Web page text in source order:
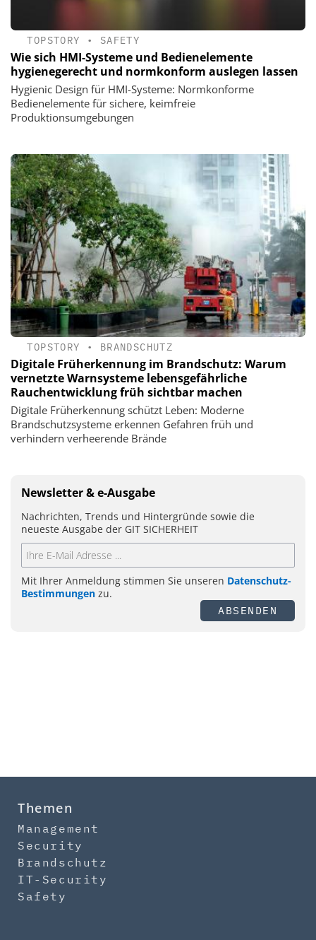
TOPSTORY • SAFETY
Wie sich HMI-Systeme und Bedienelemente
hygienegerecht und normkonform auslegen lassen
Hygienic Design für HMI-Systeme: Normkonforme
Bedienelemente für sichere, keimfreie
Produktionsumgebungen
TOPSTORY • BRANDSCHUTZ
Digitale Früherkennung im Brandschutz: Warum
vernetzte Warnsysteme lebensgefährliche
Rauchentwicklung früh sichtbar machen
Digitale Früherkennung schützt Leben: Moderne
Brandschutzsysteme erkennen Gefahren früh und
verhindern verheerende Brände
Newsletter & e-Ausgabe
Nachrichten, Trends und Hintergründe sowie die
neueste Ausgabe der GIT SICHERHEIT
Mit Ihrer Anmeldung stimmen Sie unseren Datenschutz-
Bestimmungen zu.
ABSENDEN
Themen
Management
Security
Brandschutz
IT-Security
Safety